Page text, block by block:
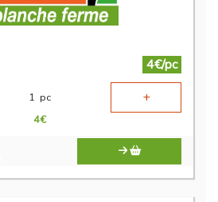
4€/pc
1 pc +
4€